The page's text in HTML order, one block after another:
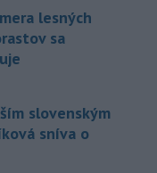
lesných
sa
slovenským
sníva o